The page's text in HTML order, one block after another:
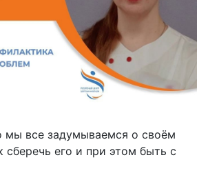
мы все задумываемся о своём
сберечь его и при этом быть с